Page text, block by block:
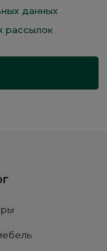
данных
рассылок